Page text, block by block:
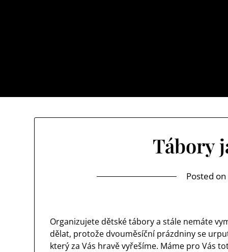
Tábory
Posted on
Organizujete dětské tábory a stále nemáte
dělat, protože dvouměsíční prázdniny se
který za Vás hravě vyřešíme. Máme pro Vás